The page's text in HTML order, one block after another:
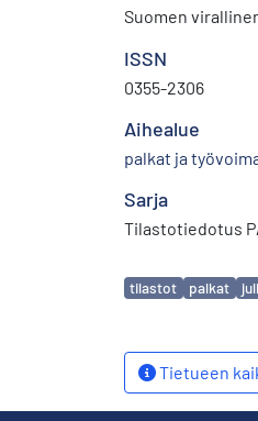
Suomen
ISSN
0355-2306
Aihealue
palkat ja
Sarja
Tilastotiedotus
Avainsanat
tilastot palkat
Tietueen